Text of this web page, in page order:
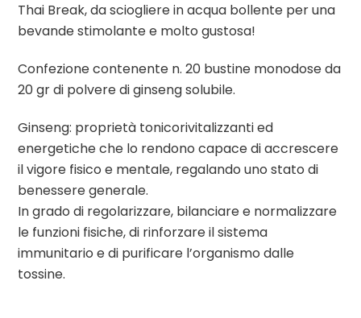
Thai Break, da sciogliere in acqua bollente per una
bevande stimolante e molto gustosa!
Confezione contenente n. 20 bustine monodose da
20 gr di polvere di ginseng solubile.
Ginseng: proprietà tonicorivitalizzanti ed
energetiche che lo rendono capace di accrescere
il vigore fisico e mentale, regalando uno stato di
benessere generale.
In grado di regolarizzare, bilanciare e normalizzare
le funzioni fisiche, di rinforzare il sistema
immunitario e di purificare l’organismo dalle
tossine.